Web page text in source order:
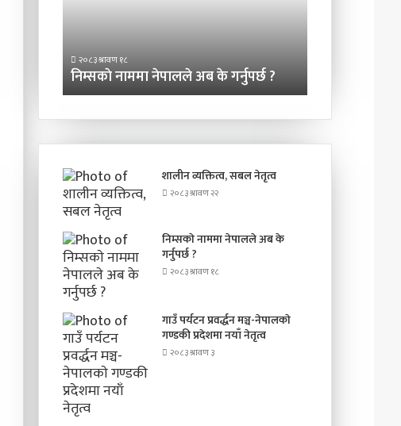
गर्नुपर्छ
?
२०८३ श्रावण १८
निम्सकाे नाममा नेपालले अब के गर्नुपर्छ ?
गण्डकी
प्रदेशमा
नयाँ
नेतृत्व
शालीन व्यक्तित्व, सबल नेतृत्व
२०८३ श्रावण २२
निम्सकाे नाममा नेपालले अब के
गर्नुपर्छ ?
२०८३ श्रावण १८
गाउँ पर्यटन प्रवर्द्धन मञ्च-नेपालकाे
गण्डकी प्रदेशमा नयाँ नेतृत्व
२०८३ श्रावण ३